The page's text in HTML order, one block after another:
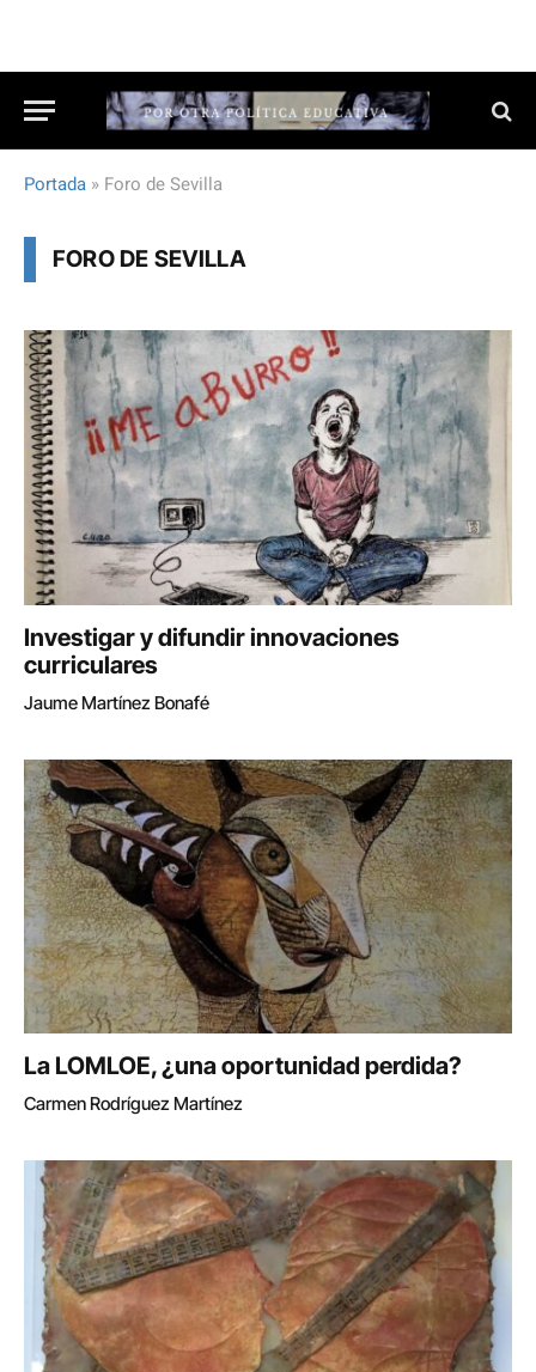
Portada » Foro de Sevilla
FORO DE SEVILLA
Investigar y difundir innovaciones
curriculares
Jaume Martínez Bonafé
La LOMLOE, ¿una oportunidad perdida?
Carmen Rodríguez Martínez